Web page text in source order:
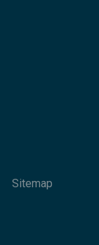
Sitemap